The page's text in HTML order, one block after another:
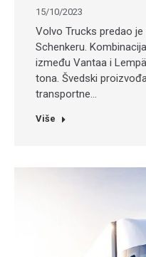
15/10/2023
Volvo Trucks predao
Schenkeru.
između Vantaa i
tona. Švedski
transportne…
Više